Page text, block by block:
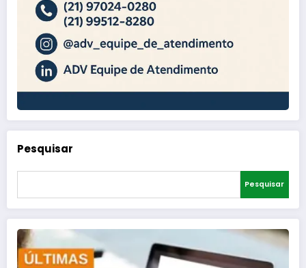
Pesquisar
Pesquisar